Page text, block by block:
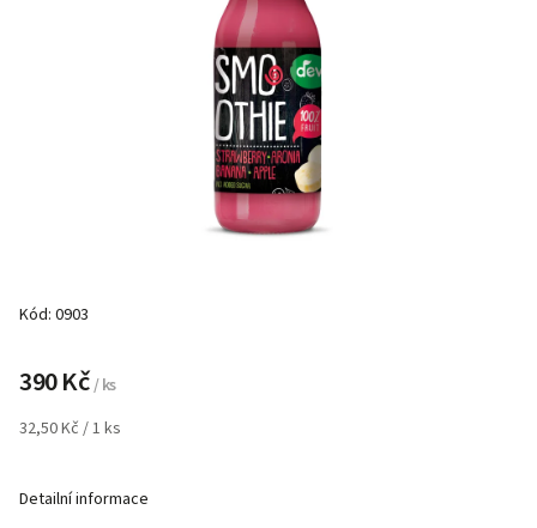
Kód: 0903
390 Kč/ ks
32,50 Kč / 1 ks
Detailní informace